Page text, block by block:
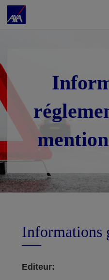
Accéder au Contenu
Informations
Editeur: